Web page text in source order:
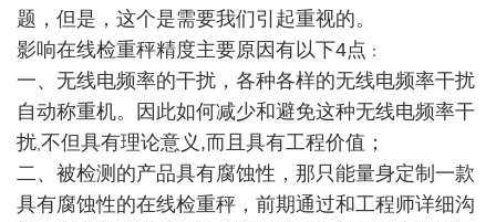
题，但是，这个是需要我们引起重视的。
影响在线检重秤精度主要原因有以下4点 ：
一、无线电频率的干扰，各种各样的无线电频率干扰
自动称重机。因此如何减少和避免这种无线电频率干
扰 不但具有理论意义,而且具有工程价值；
二、被检测的产品具有腐蚀性，那只能量身定制一款
具有腐蚀性的在线检重秤，前期通过和工程师详细沟